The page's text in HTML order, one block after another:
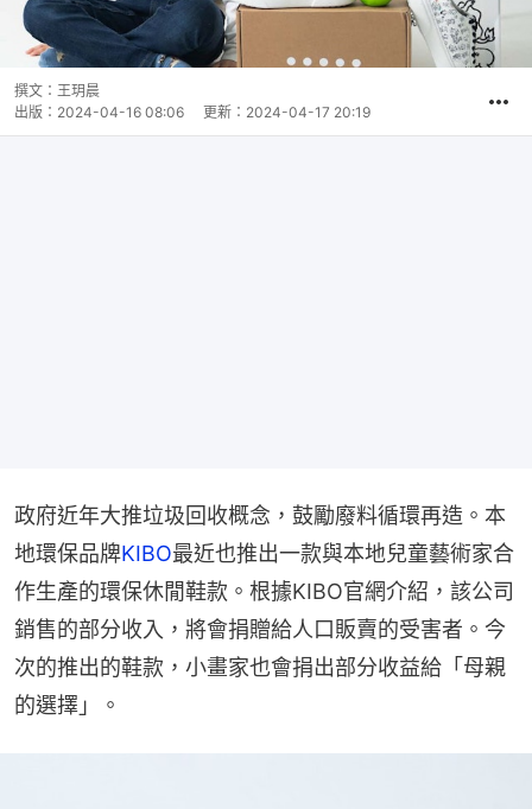
撰文： 王玥晨
出版： 2024-04-16 08:06 更新： 2024-04-17 20:19
政府近年大推垃圾回收概念，鼓勵廢料循環再造。本
地環保品牌KIBO最近也推出一款與本地兒童藝術家合
作生產的環保休閒鞋款。根據KIBO官網介紹，該公司
銷售的部分收入，將會捐贈給人口販賣的受害者。今
次的推出的鞋款，小畫家也會捐出部分收益給「母親
的選擇」。